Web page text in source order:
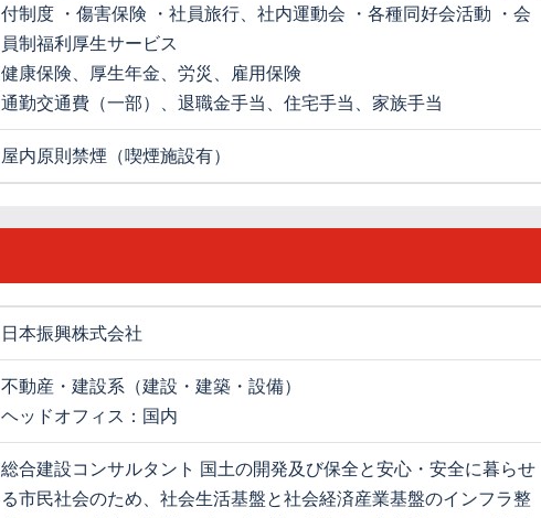
付制度 ・傷害保険 ・社員旅行、社内運動会 ・各種同好会活動 ・会
員制福利厚生サービス
健康保険、厚生年金、労災、雇用保険
通勤交通費（一部）、退職金手当、住宅手当、家族手当
屋内原則禁煙（喫煙施設有）
日本振興株式会社
不動産・建設系（建設・建築・設備）
ヘッドオフィス：国内
総合建設コンサルタント 国土の開発及び保全と安心・安全に暮らせ
る市民社会のため、社会生活基盤と社会経済産業基盤のインフラ整